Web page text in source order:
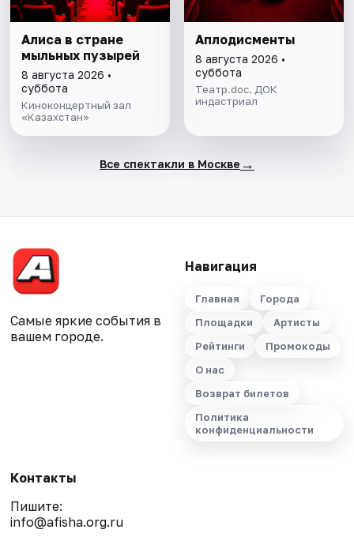
Алиса в стране
мыльных пузырей
8 августа 2026 •
суббота
Киноконцертный зал
«Казахстан»
Аплодисменты
8 августа 2026 •
суббота
Театр.doc. ДОК
индастриал
Все спектакли в Москве →
Самые яркие события в
вашем городе.
Навигация
Главная
Города
Площадки
Артисты
Рейтинги
Промокоды
О нас
Возврат билетов
Политика
конфиденциальности
Контакты
Пишите:
info@afisha.org.ru